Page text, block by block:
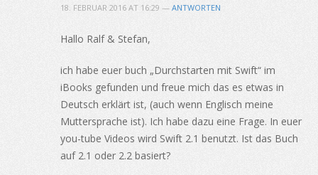
18. FEBRUAR 2016 AT 16:29 — ANTWORTEN
Hallo Ralf & Stefan,
ich habe euer buch „Durchstarten mit Swift“ im
iBooks gefunden und freue mich das es etwas in
Deutsch erklärt ist, (auch wenn Englisch meine
Muttersprache ist). Ich habe dazu eine Frage. In euer
you-tube Videos wird Swift 2.1 benutzt. Ist das Buch
auf 2.1 oder 2.2 basiert?